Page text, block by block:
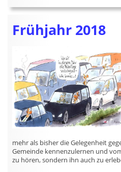
Frühjahr 2018
mehr als bisher die Gelegenheit
Gemeinde kennenzulernen und
zu hören, sondern ihn auch zu